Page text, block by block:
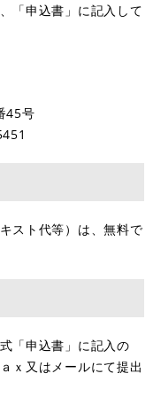
「申込書」に記入して
45号
スト代等）は、無料で
「申込書」に記入の
ｘ又はメールにて提出